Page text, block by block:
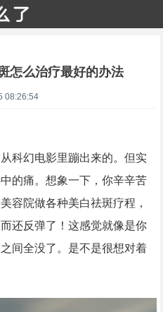
怎么治疗最好的办法
08:26:54
科幻电影里蹦出来的。但实
的痛。想象一下，你辛辛苦
容院做各种美白祛斑疗程，
还反弹了！这感觉就像是你
间全没了。是不是很想对着